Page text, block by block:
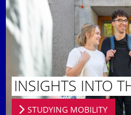
INSIGHTS INTO
STUDYING MOBILITY